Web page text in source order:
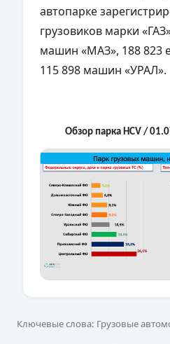
автопарке
грузовиков марки
машин «МАЗ», 188 823
115 898 машин «УРАЛ».
Обзор парка HCV /
Ключевые слова: Грузовые